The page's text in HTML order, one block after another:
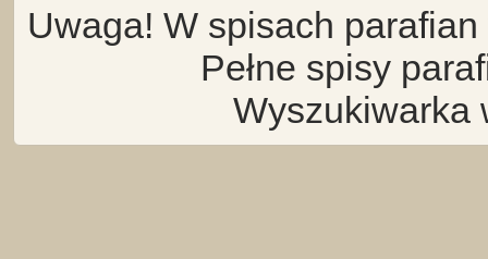
Uwaga! W spisach
Pełne spisy
Wyszukiwarka